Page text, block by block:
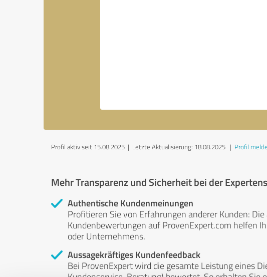
Profil aktiv seit 15.08.2025 | Letzte Aktualisierung: 18.08.2025 | Profil
Mehr Transparenz und Sicherheit bei der
Authentische Kundenmeinungen
Profitieren Sie von Erfahrungen anderer Kunden:
Kundenbewertungen auf ProvenExpert.com helfen
oder Unternehmens.
Aussagekräftiges Kundenfeedback
Bei ProvenExpert wird die gesamte Leistung eines